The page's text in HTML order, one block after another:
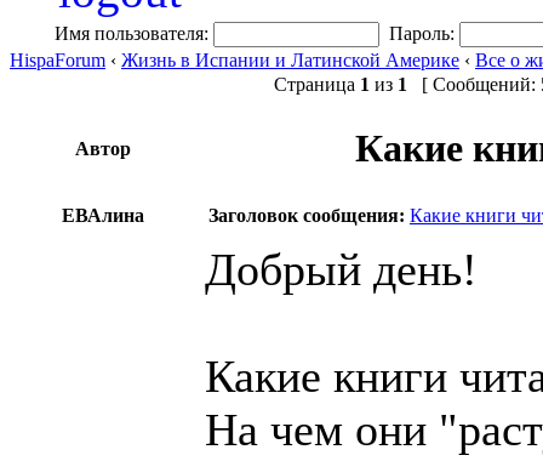
Имя пользователя:
Пароль:
HispaForum ‹ Жизнь в Испании и Латинской Америке ‹ Все о
Страница 1 из 1 [ Сообщений:
Автор Какие
ЕВАлина Заголовок сообщения: Какие книги
Добрый день!
Какие книги
На чем они